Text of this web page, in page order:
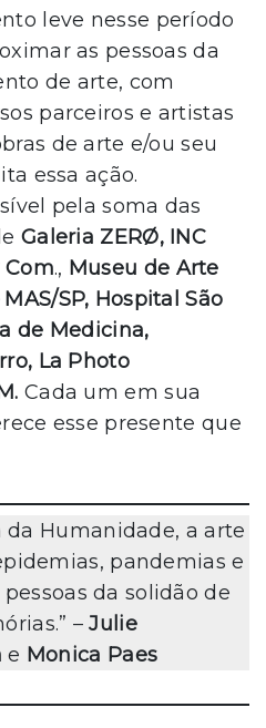
leve nesse período
as pessoas da
de arte, com
parceiros e artistas
de arte e/ou seu
essa ação.
pela soma das
Galeria ZERØ, INC
Com., Museu de Arte
SP, Hospital São
de Medicina,
La Photo
Cada um em sua
esse presente que
da Humanidade, a arte
pandemias e
da solidão de
–Julie
e Monica Paes